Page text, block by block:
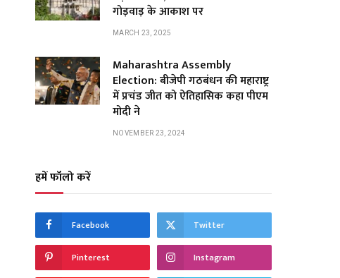
गोड़वाड़ के आकाश पर
MARCH 23, 2025
Maharashtra Assembly
Election: बीजेपी गठबंधन की महाराष्ट्र
में प्रचंड जीत को ऐतिहासिक कहा पीएम
मोदी ने
NOVEMBER 23, 2024
हमें फॉलो करें
Facebook Twitter
Pinterest Instagram